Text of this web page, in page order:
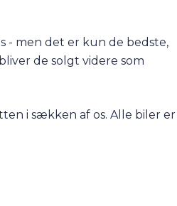
- men det er kun de bedste,
de solgt videre som
i sækken af os. Alle biler er